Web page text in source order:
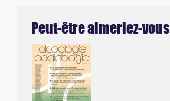
Peut-être aimeriez-vous